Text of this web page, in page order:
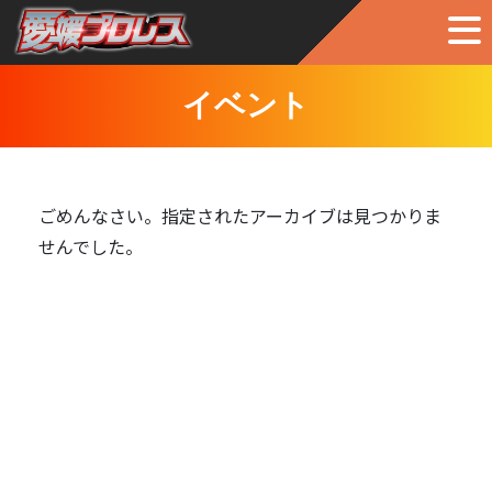
イベント
ごめんなさい。指定されたアーカイブは見つかりま
せんでした。